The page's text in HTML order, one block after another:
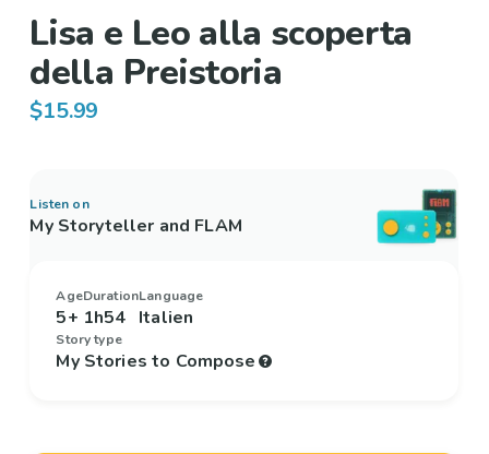
Lisa e Leo alla scoperta
della Preistoria
$15.99
Listen on
My Storyteller and FLAM
Age
5+
Duration
1h54
Language
Italien
Story type
My Stories to Compose